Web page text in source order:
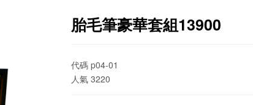
胎毛筆豪華套組13900
代碼 p04-01
人氣 3220